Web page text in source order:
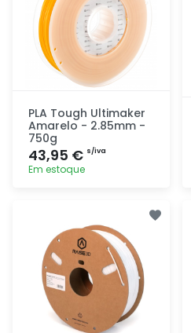
PLA Tough Ultimaker
Amarelo - 2.85mm -
750g
43,95 € s/iva
Em estoque